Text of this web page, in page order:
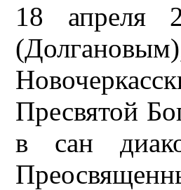
18 апреля
Пресвятой
в сан